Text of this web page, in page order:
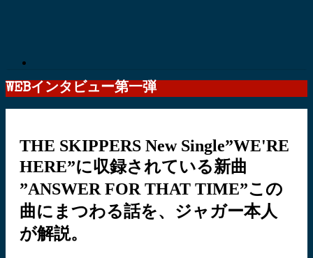
WEBインタビュー第一弾
THE SKIPPERS New Single”WE'RE
HERE”に収録されている新曲
”ANSWER FOR THAT TIME”この
曲にまつわる話を、ジャガー本人
が解説。